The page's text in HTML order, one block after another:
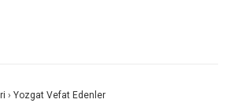
› Yozgat Vefat Edenler